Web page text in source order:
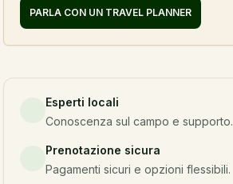
PARLA CON UN TRAVEL PLANNER
Esperti locali
Conoscenza sul campo e supporto.
Prenotazione sicura
Pagamenti sicuri e opzioni flessibili.